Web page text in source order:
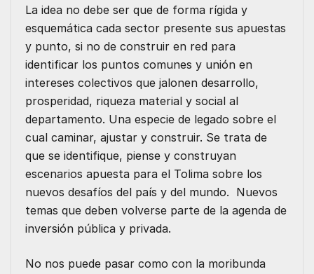
La idea no debe ser que de forma rígida y
esquemática cada sector presente sus apuestas
y punto, si no de construir en red para
identificar los puntos comunes y unión en
intereses colectivos que jalonen desarrollo,
prosperidad, riqueza material y social al
departamento. Una especie de legado sobre el
cual caminar, ajustar y construir. Se trata de
que se identifique, piense y construyan
escenarios apuesta para el Tolima sobre los
nuevos desafíos del país y del mundo. Nuevos
temas que deben volverse parte de la agenda de
inversión pública y privada.
No nos puede pasar como con la moribunda